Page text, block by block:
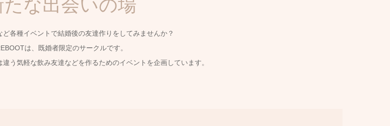
たな出会いの場
ど各種イベントで結婚後の友達作りをしてみませんか？
は、既婚者限定のサークルです。
う気軽な飲み友達などを作るためのイベントを企画しています。